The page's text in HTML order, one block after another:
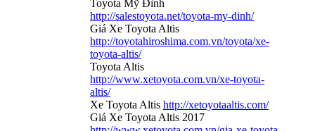
Toyota Mỹ Đình
http://salestoyota.net/toyota-my-dinh/
Giá Xe Toyota Altis
http://toyotahiroshima.com.vn/toyota/xe-
toyota-altis/
Toyota Altis
http://www.xetoyota.com.vn/xe-toyota-
altis/
Xe Toyota Altis http://xetoyotaaltis.com/
Giá Xe Toyota Altis 2017